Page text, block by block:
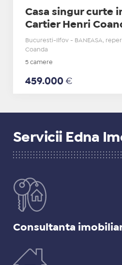
Casa singur curte
Cartier Henri
Bucuresti-Ilfov - BANEASA,
Coanda
5 camere
459.000 €
Servicii Edna
Consultanta